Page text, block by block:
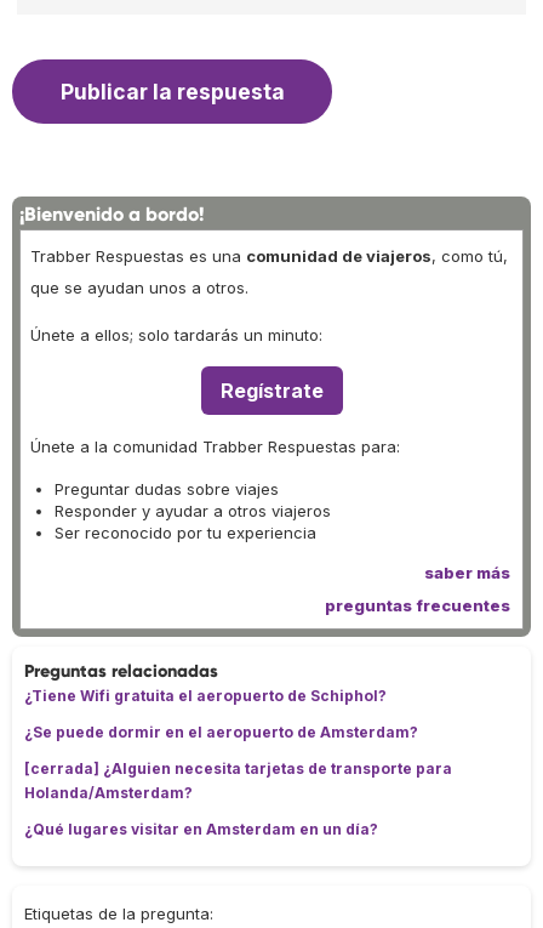
¡Bienvenido a bordo!
Trabber Respuestas es una comunidad de viajeros, como tú,
que se ayudan unos a otros.
Únete a ellos; solo tardarás un minuto:
Regístrate
Únete a la comunidad Trabber Respuestas para:
Preguntar dudas sobre viajes
Responder y ayudar a otros viajeros
Ser reconocido por tu experiencia
saber más
preguntas frecuentes
Preguntas relacionadas
¿Tiene Wifi gratuita el aeropuerto de Schiphol?
¿Se puede dormir en el aeropuerto de Amsterdam?
[cerrada] ¿Alguien necesita tarjetas de transporte para
Holanda/Amsterdam?
¿Qué lugares visitar en Amsterdam en un día?
Etiquetas de la pregunta: